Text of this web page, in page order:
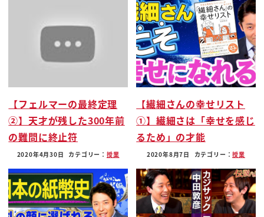
いろんな人たちが議論が非常に微妙なん
ですけど
日本は共和国か王国かってことはあまり
日本人は教わらないんですね
だからですね共和国と王国の差を分かる
日本じゃ少ないんです非常に
日本は神話を持つ王国だったんですが
1945年
敗戦してからをですね神話も教科書に載せ
ずですね
王国であるということをですね
ぼかすというか
【フェルマーの最終定理
②】天才が残した300年前
の難問に終止符
2020年4月30日 カテゴリー： 授業
【繊細さんの幸せリスト
①】繊細さは「幸せを感じ
るため」の才能
2020年8月7日 カテゴリー：授業